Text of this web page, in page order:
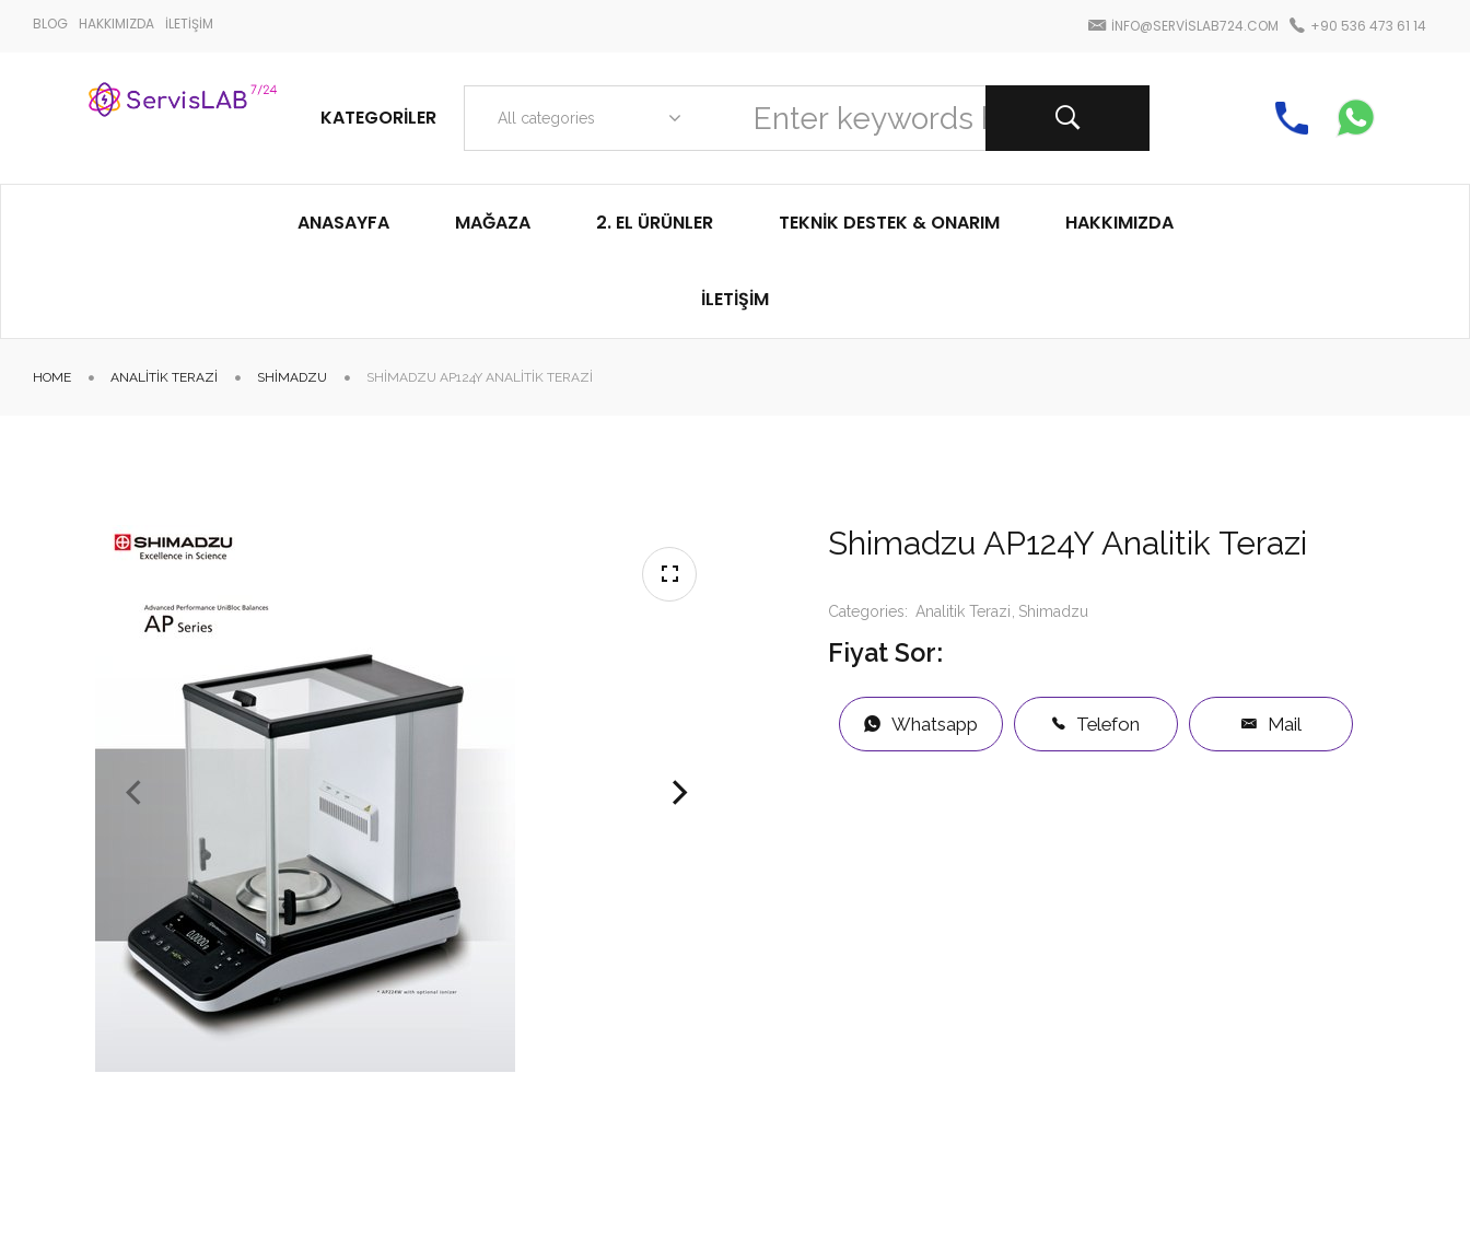
BLOG HAKKIMIZDA İLETİŞİM INFO@SERVISLAB724.COM +90 536 473 61 14
KATEGORILER All categories
ANASAYFA MAĞAZA 2. EL ÜRÜNLER TEKNIK DESTEK & ONARIM HAKKIMIZDA
İLETIŞIM
HOME ANALITIK TERAZI SHIMADZU SHIMADZU AP124Y ANALITIK TERAZI
Shimadzu AP124Y Analitik Terazi
Categories: Analitik Terazi Shimadzu
Fiyat Sor:
Whatsapp Telefon Mail